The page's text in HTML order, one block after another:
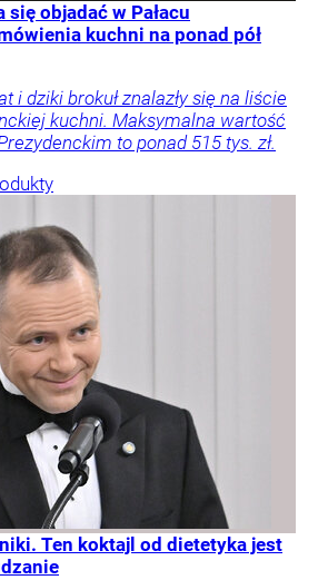
objadać w Pałacu
kuchni na ponad pół
i dziki brokuł znalazły się na liście
kuchni. Maksymalna wartość
to ponad 515 tys. zł.
Ten koktajl od dietetyka jest